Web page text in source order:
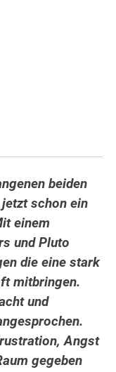
beiden
schon ein
einem
und Pluto
die eine stark
mitbringen.
und
Angst
gegeben